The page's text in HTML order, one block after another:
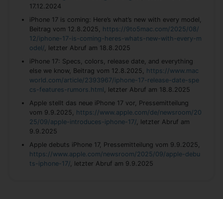
17.12.2024
iPhone 17 is coming: Here’s what’s new with every model,
Beitrag vom 12.8.2025, https://9to5mac.com/2025/08/
12/iphone-17-is-coming-heres-whats-new-with-every-m
odel/ , letzter Abruf am 18.8.2025
iPhone 17: Specs, colors, release date, and everything
else we know, Beitrag vom 12.8.2025, https://www.mac
world.com/article/2393967/iphone-17-release-date-spe
cs-features-rumors.html , letzter Abruf am 18.8.2025
Apple stellt das neue iPhone 17 vor, Pressemitteilung
vom 9.9.2025, https://www.apple.com/de/newsroom/20
25/09/apple-introduces-iphone-17/ , letzter Abruf am
9.9.2025
Apple debuts iPhone 17, Pressemitteilung vom 9.9.2025,
https://www.apple.com/newsroom/2025/09/apple-debu
ts-iphone-17/ , letzter Abruf am 9.9.2025